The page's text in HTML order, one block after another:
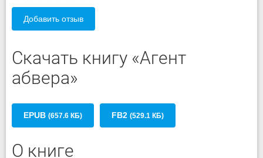
Добавить отзыв
Скачать книгу «Агент
абвера»
EPUB (657.6 КБ) FB2 (529.1 КБ)
О книге